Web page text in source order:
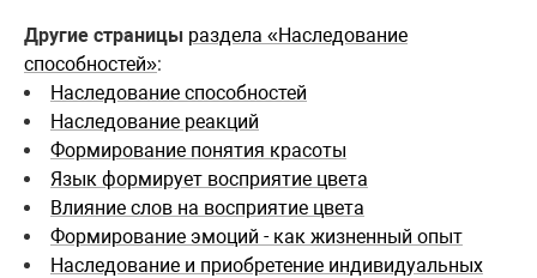
Другие страницы раздела «Наследование
способностей»:
Наследование способностей
Наследование реакций
Формирование понятия красоты
Язык формирует восприятие цвета
Влияние слов на восприятие цвета
Формирование эмоций - как жизненный опыт
Наследование и приобретение индивидуальных